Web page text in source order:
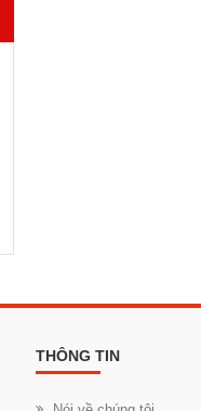
THÔNG TIN